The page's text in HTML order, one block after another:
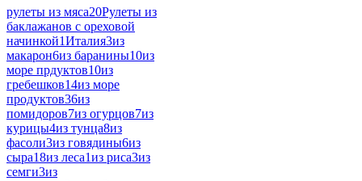
рулеты из мяса20Рулеты из
баклажанов с ореховой
начинкой1Италия3из
макарон6из баранины10из
море прдуктов10из
гребешков14из море
продуктов36из
помидоров7из огурцов7из
курицы4из тунца8из
фасоли3из говядины6из
сыра18из леса1из риса3из
семги3из